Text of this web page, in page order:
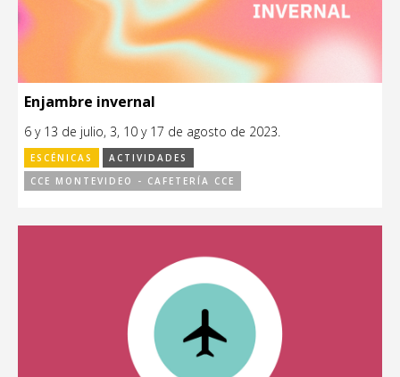
Enjambre invernal
6 y 13 de julio, 3, 10 y 17 de agosto de 2023.
ESCÉNICAS
ACTIVIDADES
CCE MONTEVIDEO - CAFETERÍA CCE